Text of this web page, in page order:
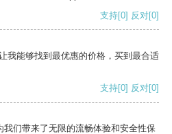
支持[0] 反对[0]
我能够找到最优惠的价格，买到最合适
支持[0] 反对[0]
们带来了无限的流畅体验和安全性保